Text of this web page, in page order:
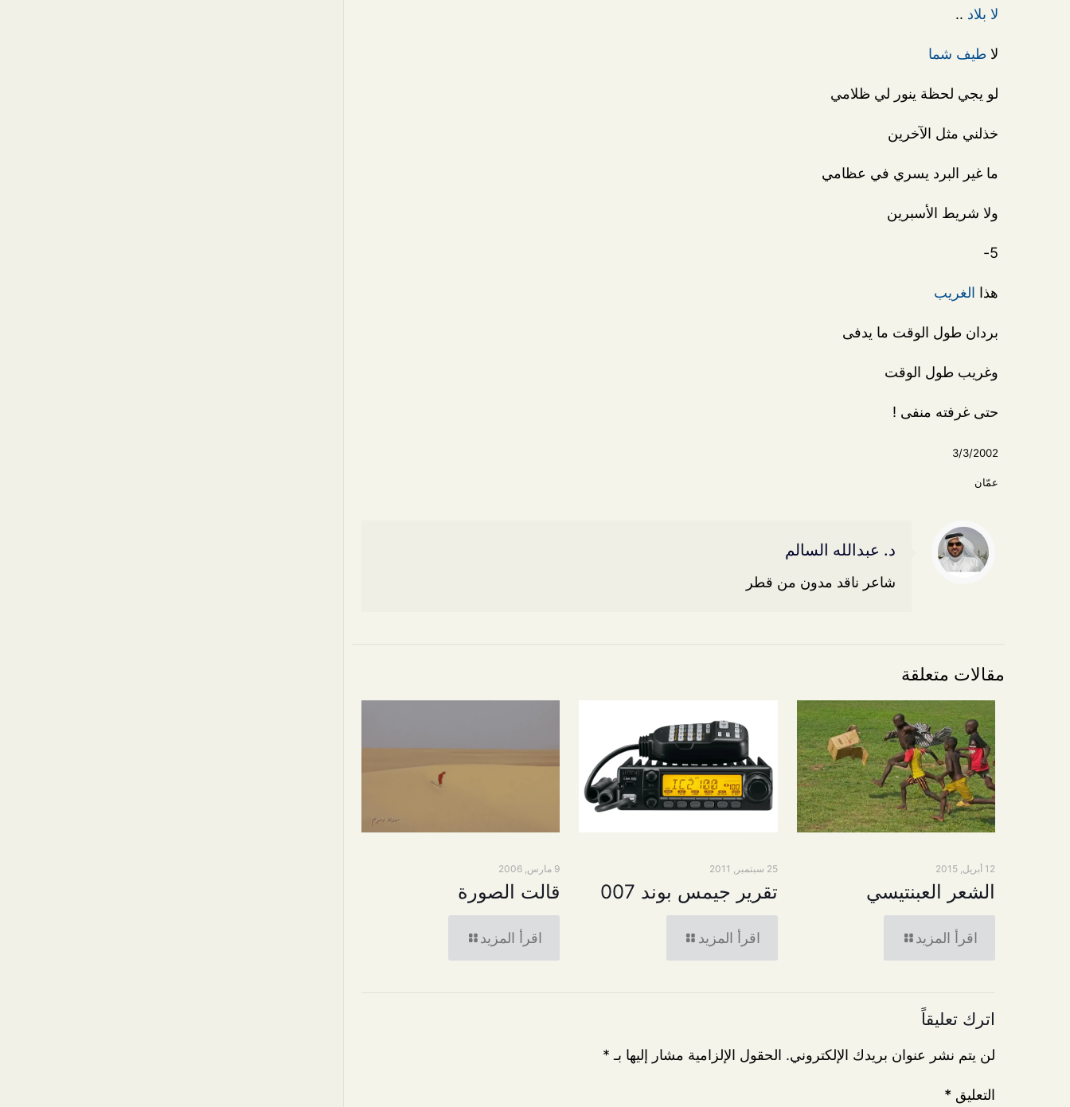
لا بلاد ..
لا طيف شما
لو يجي لحظة ينور لي ظلامي
خذلني مثل الآخرين
ما غير البرد يسري في عظامي
ولا شريط الأسبرين
5-
هذا الغريب
بردان طول الوقت ما يدفى
وغريب طول الوقت
حتى غرفته منفى !
3/3/2002
عمّان
د. عبدالله السالم
شاعر ناقد مدون من قطر
مقالات متعلقة
12 أبريل, 2015
الشعر العبنتيسي
اقرأ المزيد
25 سبتمبر, 2011
تقرير جيمس بوند 007
اقرأ المزيد
9 مارس, 2006
قالت الصورة
اقرأ المزيد
اترك تعليقاً
لن يتم نشر عنوان بريدك الإلكتروني. الحقول الإلزامية مشار إليها بـ *
التعليق *